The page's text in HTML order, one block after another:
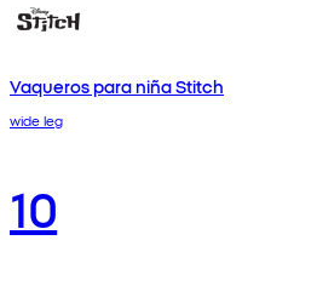
Vaqueros para niña Stitch
wide leg
10